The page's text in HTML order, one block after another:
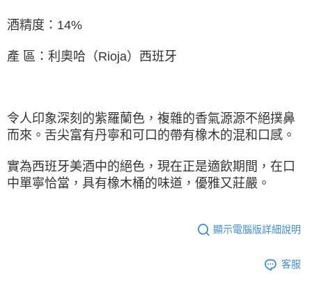
酒精度：14%
產 區：利奧哈（Rioja）⻄班牙
令人印象深刻的紫羅蘭色，複雜的香氣源源不絕撲鼻
而來。舌尖富有丹寧和可口的帶有橡木的混和口感。
實為⻄班牙美酒中的絕色，現在正是適飲期間，在口
中單寧恰當，具有橡木桶的味道，優雅又莊嚴。
顯示電腦版詳細說明
客服